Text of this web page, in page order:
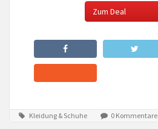
Zum Deal
Kleidung & Schuhe 0 Kommentare